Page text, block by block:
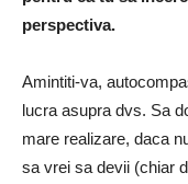
perspectiva.
Amintiti-va,
lucra asupra dvs. Sa
mare realizare, daca
sa vrei sa devii (chiar